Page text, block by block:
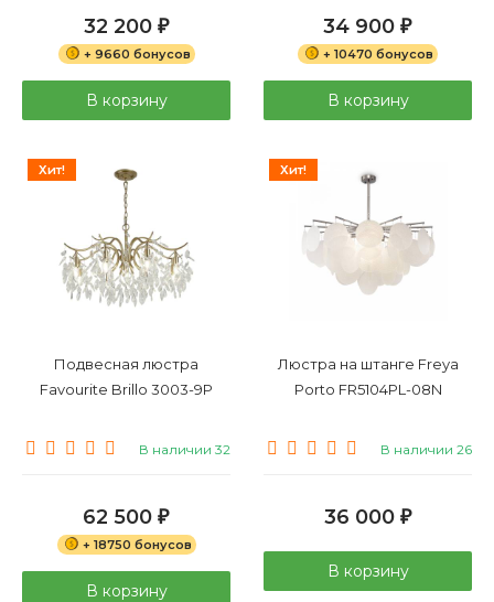
32 200 ₽
+ 9660 бонусов
В корзину
34 900 ₽
+ 10470 бонусов
В корзину
Хит!
Подвесная люстра
Favourite Brillo 3003-9P
В наличии 32
62 500 ₽
+ 18750 бонусов
В корзину
Хит!
Люстра на штанге Freya
Porto FR5104PL-08N
В наличии 26
36 000 ₽
В корзину